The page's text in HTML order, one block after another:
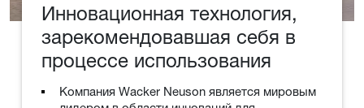
Инновационная технология,
зарекомендовавшая себя в
процессе использования
Компания Wacker Neuson является мировым